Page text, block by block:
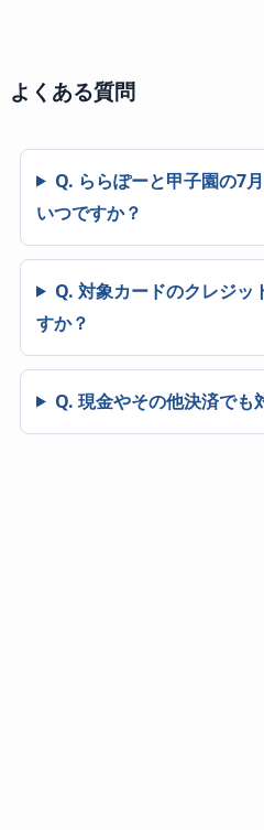
よくある質問
Q. ららぽーと甲子園の7
いつですか？
Q. 対象カードのクレジッ
すか？
Q. 現金やその他決済でも